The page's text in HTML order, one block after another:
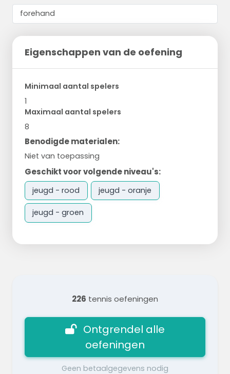
Eigenschappen van de oefening
Minimaal aantal spelers
1
Maximaal aantal spelers
8
Benodigde materialen:
Niet van toepassing
Geschikt voor volgende niveau's:
jeugd - rood jeugd - oranje
jeugd - groen
226 tennis oefeningen
Ontgrendel alle
oefeningen
Geen betaalgegevens nodig